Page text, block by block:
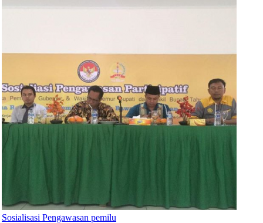
Sosialisasi Pengawasan pemilu